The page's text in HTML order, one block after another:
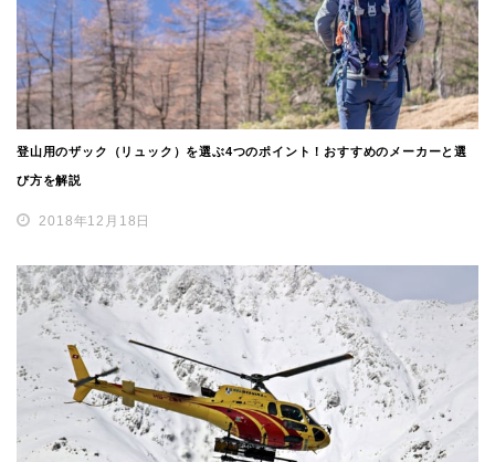
登山用のザック（リュック）を選ぶ4つのポイント！おすすめのメーカーと選
び方を解説
2018年12月18日